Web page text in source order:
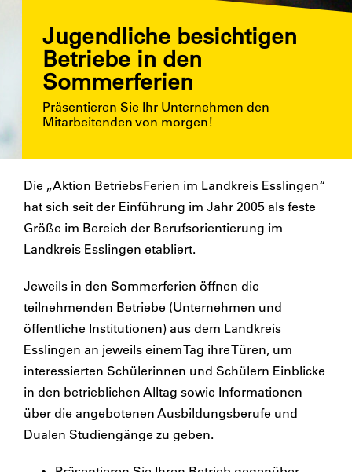
Jugendliche besichtigen
Betriebe in den
Sommerferien
Präsentieren Sie Ihr Unternehmen den
Mitarbeitenden von morgen!
Die „Aktion BetriebsFerien im Landkreis Esslingen“
hat sich seit der Einführung im Jahr 2005 als feste
Größe im Bereich der Berufsorientierung im
Landkreis Esslingen etabliert.
Jeweils in den Sommerferien öffnen die
teilnehmenden Betriebe (Unternehmen und
öffentliche Institutionen) aus dem Landkreis
Esslingen an jeweils einem Tag ihre Türen, um
interessierten Schülerinnen und Schülern Einblicke
in den betrieblichen Alltag sowie Informationen
über die angebotenen Ausbildungsberufe und
Dualen Studiengänge zu geben.